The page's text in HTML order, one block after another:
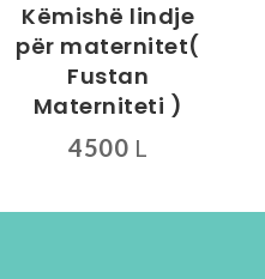
produktit
Këmishë lindje
për maternitet(
Fustan
Materniteti )
4500 L
produkt